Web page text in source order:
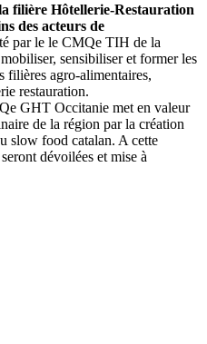
filière Hôtellerie-Restauration
des acteurs de
par le le CMQe TIH de la
sensibiliser et former les
filières agro-alimentaires,
restauration.
GHT Occitanie met en valeur
de la région par la création
slow food catalan. A cette
dévoilées et mise à